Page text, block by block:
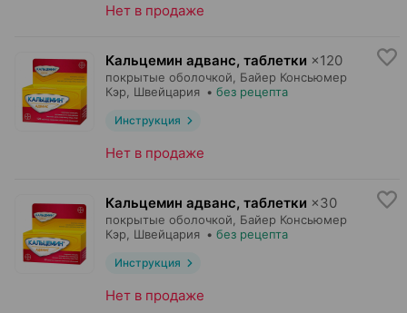
Нет в продаже
Кальцемин адванс, таблетки ×120
покрытые оболочкой,
Байер Консьюмер
Кэр , Швейцария • без рецепта
Инструкция
Нет в продаже
Кальцемин адванс, таблетки ×30
покрытые оболочкой,
Байер Консьюмер
Кэр , Швейцария • без рецепта
Инструкция
Нет в продаже